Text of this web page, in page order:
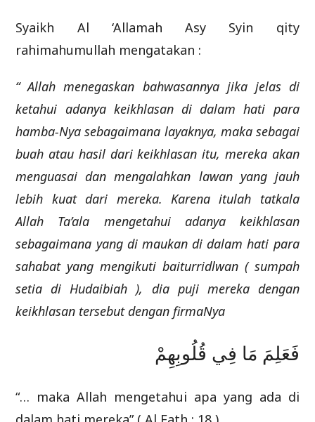
Syaikh Al ‘Allamah Asy Syin qity
rahimahumullah mengatakan :
“ Allah menegaskan bahwasannya jika jelas di
ketahui adanya keikhlasan di dalam hati para
hamba-Nya sebagaimana layaknya, maka sebagai
buah atau hasil dari keikhlasan itu, mereka akan
menguasai dan mengalahkan lawan yang jauh
lebih kuat dari mereka. Karena itulah tatkala
Allah Ta’ala mengetahui adanya keikhlasan
sebagaimana yang di maukan di dalam hati para
sahabat yang mengikuti baiturridlwan ( sumpah
setia di Hudaibiah ), dia puji mereka dengan
keikhlasan tersebut dengan firmaNya
فَعَلِمَ مَا فِي قُلُوبِهِمْ
“… maka Allah mengetahui apa yang ada di